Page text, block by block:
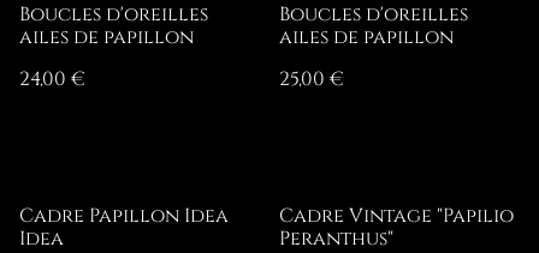
Boucles d'oreilles
ailes de papillon
24,00 €
Boucles d'oreilles
ailes de papillon
25,00 €
Cadre Papillon Idea
Idea
Cadre Vintage "Papilio
Peranthus"